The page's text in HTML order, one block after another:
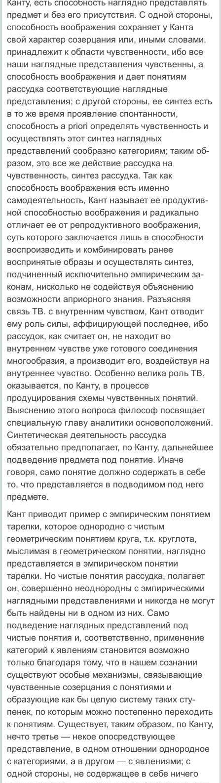
Канту, есть способность наглядно представлять
предмет и без его присутствия. С одной стороны,
способность воображения сохраняет у Канта
свой характер созерцания или, иными словами,
принад­лежит к области чувственности, ибо все
наши наглядные представления чувственны, а
способность воображения и дает понятиям
рассудка соответствующие наглядные
представления; с другой стороны, ее синтез есть
в то же время проявление спонтанности,
способность a priori оп­ределять чувственность и
осуществлять этот синтез на­глядных
представлений сообразно категориям; таким об­
разом, это все же действие рассудка на
чувственность, синтез рассудка. Так как
способность воображения есть именно
самодеятельность, Кант называет ее продуктив­
ной способностью воображения и радикально
отличает ее от репродуктивного воображения,
суть которого за­ключается лишь в способности
воспроизводить и комби­нировать ранее
воспринятые образы и осуществлять синтез,
подчиненный исключительно эмпирическим за­
конам, нисколько не содействуя объяснению
возможнос­ти априорного знания. Разъясняя
связь ТВ. с внутренним чувством, Кант отводит
ему роль силы, аффицирующей последнее, ибо
рассудок, как считает он, не находит во
внутреннем чувстве уже готового соединения
многооб­разия, а производит его, воздействуя на
внутреннее чув­ство. Особенно велика роль ТВ.
оказывается, по Канту, в процессе
продуцирования схемы чувственных понятий.
Выяснению этого вопроса философ посвящает
специ­альную главу аналитики основоположений.
Синтетичес­кая деятельность рассудка
обязательно предполагает, по Канту, дальнейшее
подведение предмета под понятие. Иначе
говоря, само понятие должно содержать в себе
то, что представляется в подводимом под него
предмете.
Кант приводит пример с эмпирическим понятием
тарел­ки, которое однородно с чистым
геометрическим поня­тием круга, т.к. круглота,
мыслимая в геометрическом понятии, наглядно
представляется в эмпирическом поня­тии
тарелки. Но чистые понятия рассудка, полагает
он, совершенно неоднородны с эмпирическими
наглядными представлениями и никогда не могут
быть найдены ни в одном из них. Само
подведение наглядных представле­ний под
чистые понятия и, соответственно, применение
категорий к явлениям становится возможно
только бла­годаря тому, что в нашем сознании
существуют особые механизмы, связывающие
чувственные созерцания с по­нятиями и
образующие как бы целую систему таких сту­
пенек, по которым можно постепенно переходить
к по­нятиям. Существует, таким образом, по Канту,
нечто тре­тье — некое опосредствующее
представление, в одном отношении однородное
с категориями, а в другом — с явлениями; с
одной стороны, не содержащее в себе ниче­го